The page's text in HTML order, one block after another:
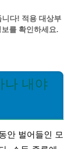
다! 적용 대상부
를 확인하세요.
나 내야
안 벌어들인 모